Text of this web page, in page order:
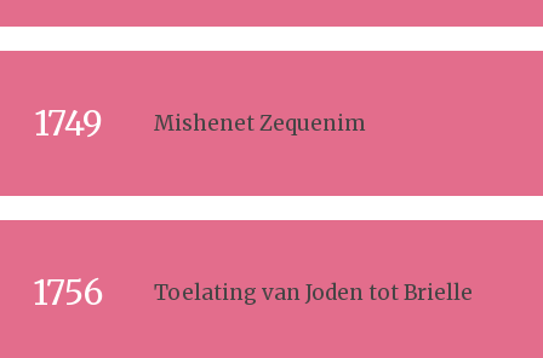
1749 Mishenet Zequenim
1756 Toelating van Joden tot Brielle